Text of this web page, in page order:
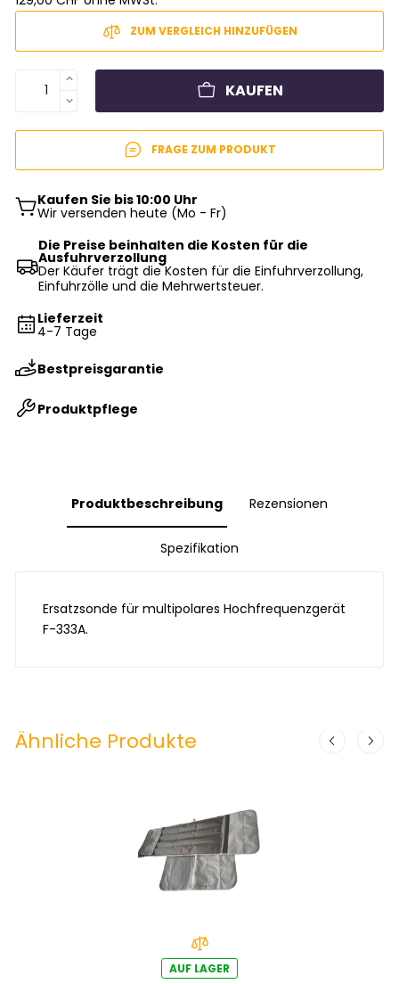
ZUM VERGLEICH HINZUFÜGEN
KAUFEN
FRAGE ZUM PRODUKT
Kaufen Sie bis 10:00 Uhr
Wir versenden heute (Mo - Fr)
Die Preise beinhalten die Kosten für die
Ausfuhrverzollung
Der Käufer trägt die Kosten für die Einfuhrverzollung,
Einfuhrzölle und die Mehrwertsteuer.
Lieferzeit
4-7 Tage
Bestpreisgarantie
Produktpflege
Produktbeschreibung Rezensionen
Spezifikation
Ersatzsonde für multipolares Hochfrequenzgerät
F-333A.
Ähnliche Produkte
AUF LAGER